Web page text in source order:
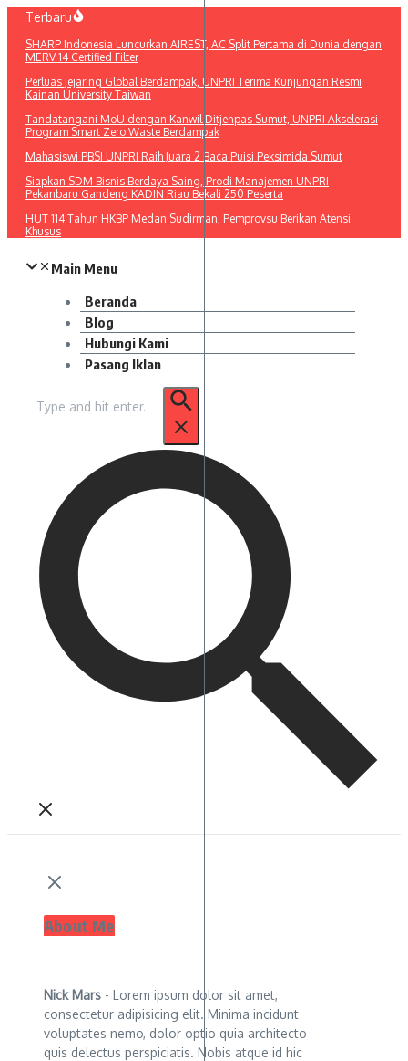
Lewati
konten
Terbaru
SHARP Indonesia Luncurkan AIREST, AC Split Pertama di Dunia dengan
MERV 14 Certified Filter
Perluas Jejaring Global Berdampak, UNPRI Terima Kunjungan Resmi
Kainan University Taiwan
Tandatangani MoU dengan Kanwil Ditjenpas Sumut, UNPRI Akselerasi
Program Smart Zero Waste Berdampak
Mahasiswi PBSI UNPRI Raih Juara 2 Baca Puisi Peksimida Sumut
Siapkan SDM Bisnis Berdaya Saing, Prodi Manajemen UNPRI
Pekanbaru Gandeng KADIN Riau Bekali 250 Peserta
HUT 114 Tahun HKBP Medan Sudirman, Pemprovsu Berikan Atensi
Khusus
Main Menu
Beranda
Blog
Hubungi Kami
Pasang Iklan
untuk:
About Me
Nick Mars - Lorem ipsum dolor sit amet,
consectetur adipisicing elit. Minima incidunt
voluptates nemo, dolor optio quia architecto
quis delectus perspiciatis. Nobis atque id hic